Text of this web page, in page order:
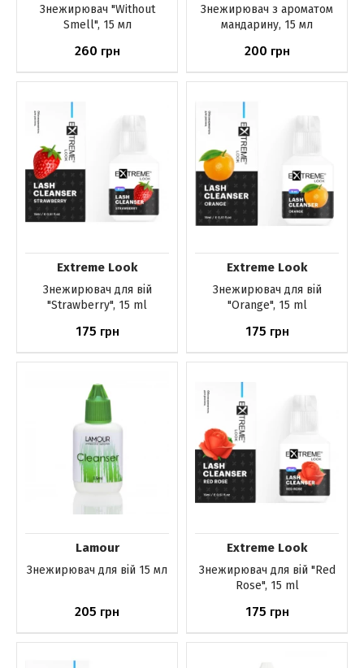
Знежирювач "Without
Smell", 15 мл
260 грн
Знежирювач з ароматом
мандарину, 15 мл
200 грн
Extreme Look
Знежирювач для вій
"Strawberry", 15 ml
175 грн
Extreme Look
Знежирювач для вій
"Orange", 15 ml
175 грн
Lamour
Знежирювач для вій 15 мл
205 грн
Extreme Look
Знежирювач для вій "Red
Rose", 15 ml
175 грн